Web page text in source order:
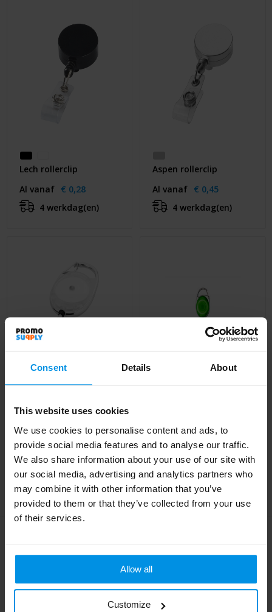
Consent Details About
This website uses cookies
We use cookies to personalise content and ads, to
provide social media features and to analyse our traffic.
We also share information about your use of our site with
our social media, advertising and analytics partners who
may combine it with other information that you’ve
provided to them or that they’ve collected from your use
of their services.
Allow all
Customize
Outdoor & Vrije Tijd
Auto & Veiligheid
Gezondheid & Verzorging
Cadeaubonnen
Lech rollerclip
Al vanaf € 0,28
4 werkdag(en)
Aspen rollerclip
Al vanaf € 0,45
4 werkdag(en)
Gerlos sleutelhanger
Al vanaf € 0,95
4 werkdag(en)
Al vanaf € 1,19
Schrijf je in voor onze nieuwsbrief en mis nooit meer één van
onze leuke aanbiedingen of updates.